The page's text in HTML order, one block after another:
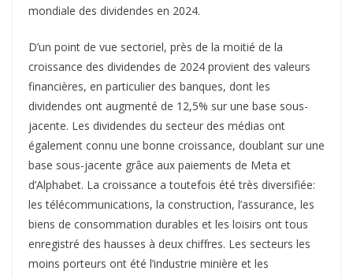
mondiale des dividendes en 2024.
D’un point de vue sectoriel, près de la moitié de la
croissance des dividendes de 2024 provient des valeurs
financières, en particulier des banques, dont les
dividendes ont augmenté de 12,5% sur une base sous-
jacente. Les dividendes du secteur des médias ont
également connu une bonne croissance, doublant sur une
base sous-jacente grâce aux paiements de Meta et
d’Alphabet. La croissance a toutefois été très diversifiée:
les télécommunications, la construction, l’assurance, les
biens de consommation durables et les loisirs ont tous
enregistré des hausses à deux chiffres. Les secteurs les
moins porteurs ont été l’industrie minière et les